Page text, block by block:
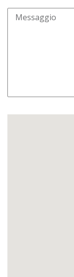
Messaggio